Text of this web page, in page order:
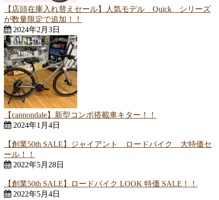
【店頭在庫入れ替えセール】人気モデル Quick シリーズ
が数量限定で追加！！
2024年2月3日
【cannondale】新型コンポ搭載車キター！！
2024年1月4日
【創業50th SALE】ジャイアント ロードバイク 大特価セ
ール！！
2022年5月28日
【創業50th SALE】ロードバイク LOOK 特価 SALE！！
2022年5月4日